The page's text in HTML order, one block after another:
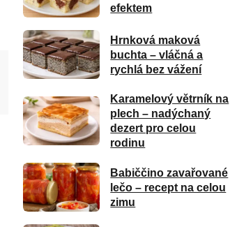
efektem
Hrnková maková
buchta – vláčná a
rychlá bez vážení
Karamelový větrník na
plech – nadýchaný
dezert pro celou
rodinu
Babiččino zavařované
lečo – recept na celou
zimu